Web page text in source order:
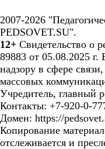
2007-2026
PEDSOVET.SU".
12+ Свидетельство
89883 от 05.08.2025
надзору в сфере
массовых
Учредитель, главный
Контакты: +7-920-0-
Домен: https://
Копирование
отслеживается и